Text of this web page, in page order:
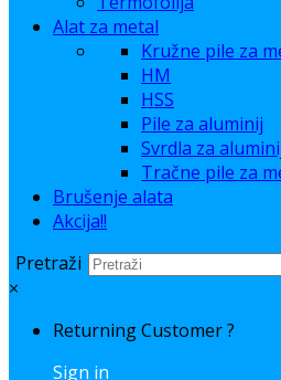
Alat za metal
Kružne pile za
HM
HSS
Pile za aluminij
Svrdla za
Tračne pile za
Brušenje alata
Akcija!!
Pretraži
×
Returning Customer ?
Sign in